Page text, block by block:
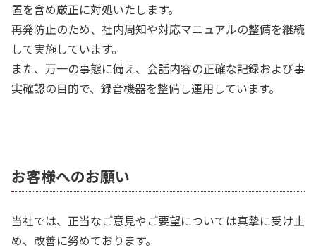
置を含め厳正に対処いたします。
再発防止のため、社内周知や対応マニュアルの整備を継続
して実施しています。
また、万一の事態に備え、会話内容の正確な記録および事
実確認の目的で、録音機器を整備し運用しています。
お客様へのお願い
当社では、正当なご意見やご要望については真摯に受け止
め、改善に努めております。